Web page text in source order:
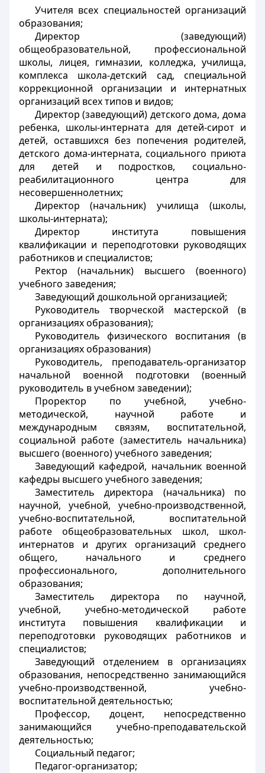
Учителя всех специальностей организаций
образования;
Директор (заведующий)
общеобразовательной, профессиональной
школы, лицея, гимназии, колледжа, училища,
комплекса школа-детский сад, специальной
коррекционной организации и интернатных
организаций всех типов и видов;
Директор (заведующий) детского дома, дома
ребенка, школы-интерната для детей-сирот и
детей, оставшихся без попечения родителей,
детского дома-интерната, социального приюта
для детей и подростков, социально-
реабилитационного центра для
несовершеннолетних;
Директор (начальник) училища (школы,
школы-интерната);
Директор института повышения
квалификации и переподготовки руководящих
работников и специалистов;
Ректор (начальник) высшего (военного)
учебного заведения;
Заведующий дошкольной организацией;
Руководитель творческой мастерской (в
организациях образования);
Руководитель физического воспитания (в
организациях образования)
Руководитель, преподаватель-организатор
начальной военной подготовки (военный
руководитель в учебном заведении);
Проректор по учебной, учебно-
методической, научной работе и
международным связям, воспитательной,
социальной работе (заместитель начальника)
высшего (военного) учебного заведения;
Заведующий кафедрой, начальник военной
кафедры высшего учебного заведения;
Заместитель директора (начальника) по
научной, учебной, учебно-производственной,
учебно-воспитательной, воспитательной
работе общеобразовательных школ, школ-
интернатов и других организаций среднего
общего, начального и среднего
профессионального, дополнительного
образования;
Заместитель директора по научной,
учебной, учебно-методической работе
института повышения квалификации и
переподготовки руководящих работников и
специалистов;
Заведующий отделением в организациях
образования, непосредственно занимающийся
учебно-производственной, учебно-
воспитательной деятельностью;
Профессор, доцент, непосредственно
занимающийся учебно-преподавательской
деятельностью;
Социальный педагог;
Педагог-организатор;